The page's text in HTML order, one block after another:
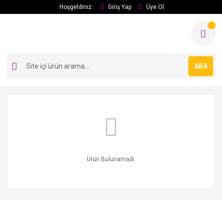
Hoşgeldiniz Giriş Yap Üye Ol
ARA
Ürün Bulunamadı.